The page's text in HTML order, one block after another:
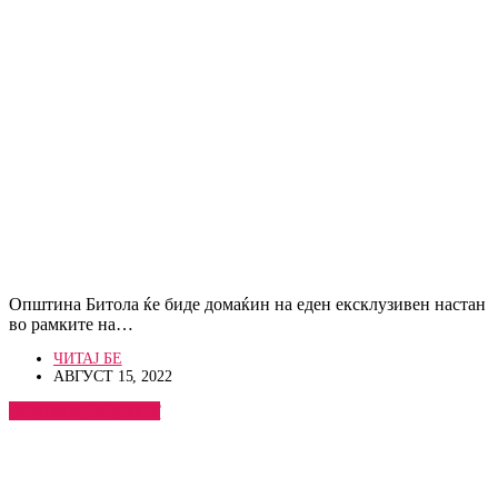
Општина Битола ќе биде домаќин на еден ексклузивен настан
во рамките на…
ЧИТАЈ БЕ
АВГУСТ 15, 2022
ПОГЛЕДНИ ВЕСТ